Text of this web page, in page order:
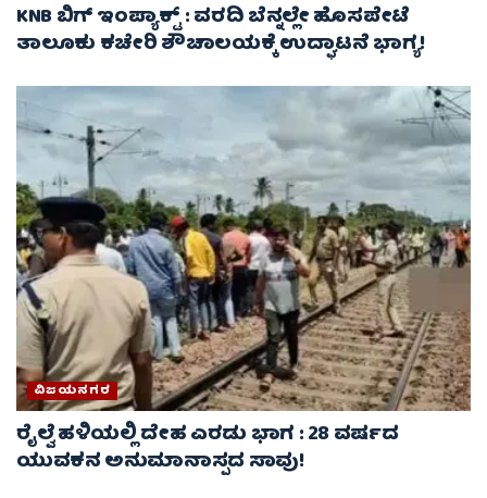
KNB ಬಿಗ್ ಇಂಪ್ಯಾಕ್ಟ್ : ವರದಿ ಬೆನ್ನಲ್ಲೇ ಹೊಸಪೇಟೆ
ತಾಲೂಕು ಕಚೇರಿ ಶೌಚಾಲಯಕ್ಕೆ ಉದ್ಘಾಟನೆ ಭಾಗ್ಯ!
ವಿಜಯನಗರ
ರೈಲ್ವೆ ಹಳಿಯಲ್ಲಿ ದೇಹ ಎರಡು ಭಾಗ : 28 ವರ್ಷದ
ಯುವಕನ ಅನುಮಾನಾಸ್ಪದ ಸಾವು!